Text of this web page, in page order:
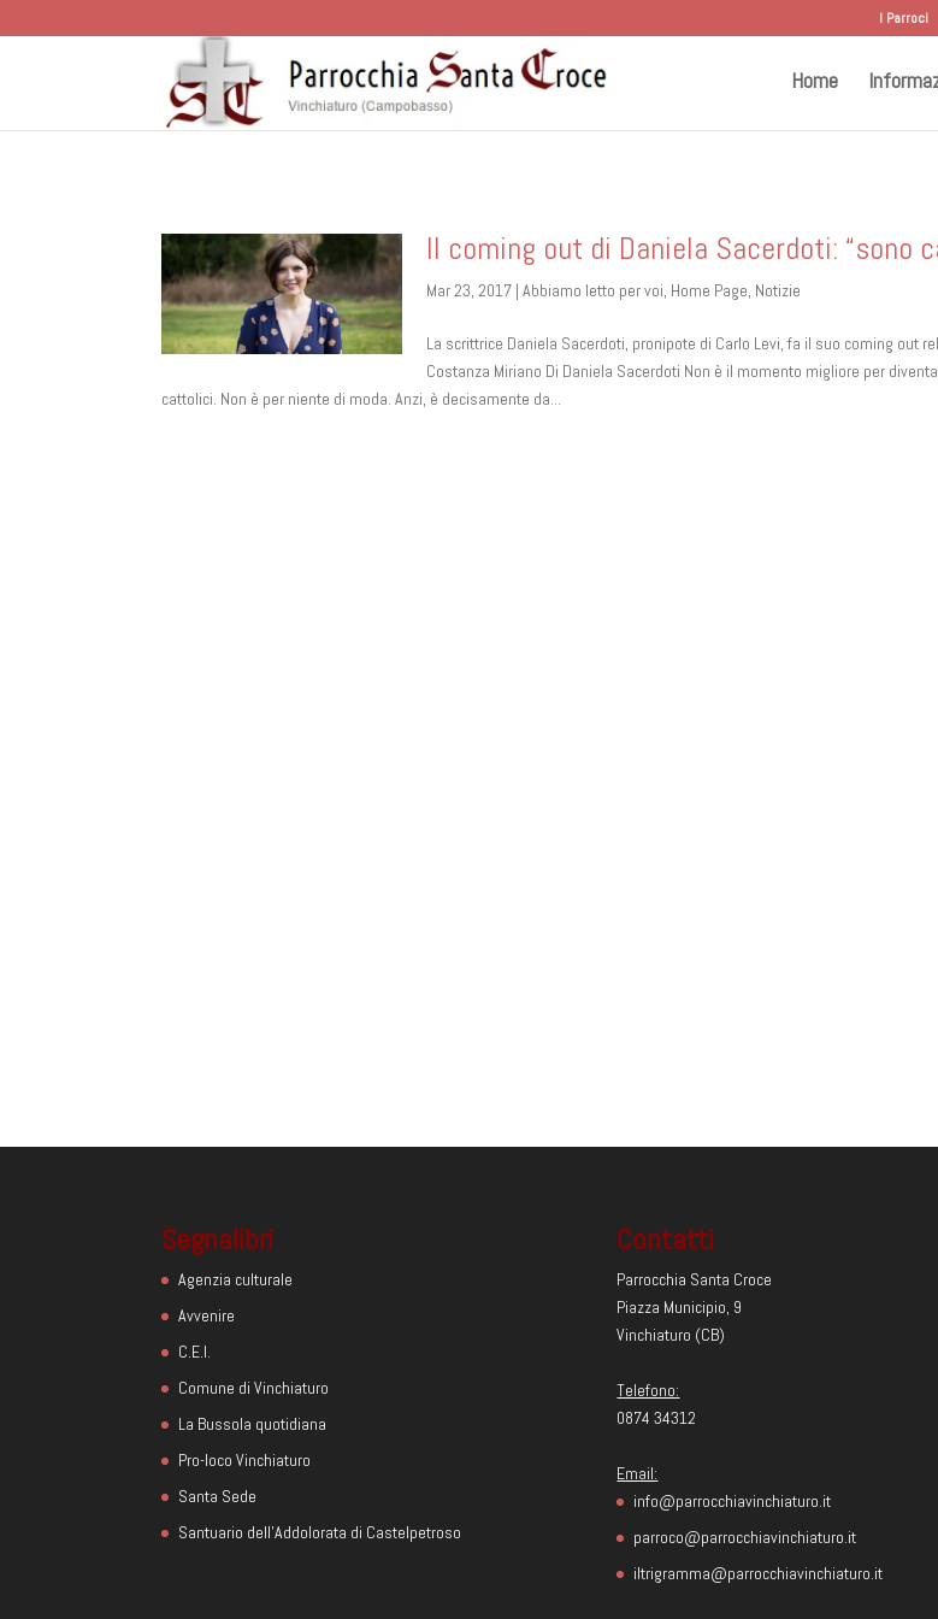
I Parroci
Home
Il coming out di Daniela Sacerdoti: “sono
Mar 23, 2017 |Abbiamo letto per voi, Home Page, Notizie
La scrittrice Daniela Sacerdoti, pronipote di Carlo Levi, fa il suo coming out
Costanza Miriano Di Daniela Sacerdoti Non è il momento migliore per
cattolici. Non è per niente di moda. Anzi, è decisamente da...
Segnalibri
Agenzia culturale
Avvenire
C.E.I.
Comune di Vinchiaturo
La Bussola quotidiana
Pro-loco Vinchiaturo
Santa Sede
Santuario dell'Addolorata di Castelpetroso
Contatti
Parrocchia Santa Croce
Piazza Municipio, 9
Vinchiaturo (CB)
Telefono:
0874 34312
Email:
info@parrocchiavinchiaturo.it
parroco@parrocchiavinchiaturo.it
iltrigramma@parrocchiavinchiaturo.it